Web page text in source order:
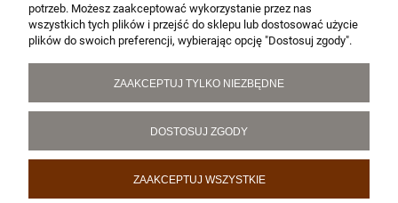
PŁATNOŚCI I DOSTAWA
INFORMACJE
potrzeb. Możesz zaakceptować wykorzystanie przez nas
wszystkich tych plików i przejść do sklepu lub dostosować użycie
plików do swoich preferencji, wybierając opcję "Dostosuj zgody".
ZAAKCEPTUJ TYLKO NIEZBĘDNE
DOSTOSUJ ZGODY
ZAAKCEPTUJ WSZYSTKIE